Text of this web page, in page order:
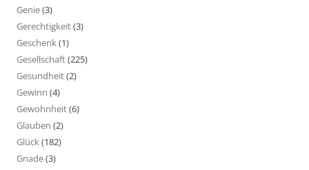
Genie(3)
Gerechtigkeit(3)
Geschenk(1)
Gesellschaft(225)
Gesundheit(2)
Gewinn (4)
Gewohnheit(6)
Glauben (2)
Glück(182)
Gnade(3)